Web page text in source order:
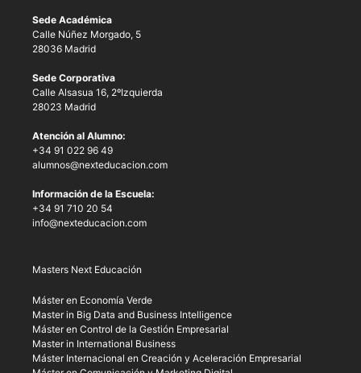
Sede Académica
Calle Núñez Morgado, 5
28036 Madrid
Sede Corporativa
Calle Alsasua 16, 2ºIzquierda
28023 Madrid
Atención al Alumno:
+34 91 022 96 49
alumnos@nexteducacion.com
Información de la Escuela:
+34 91 710 20 54
info@nexteducacion.com
Masters Next Educación
Máster en Economía Verde
Master in Big Data and Business Intelligence
Máster en Control de la Gestión Empresarial
Master in International Business
Máster Internacional en Creación y Aceleración Empresarial